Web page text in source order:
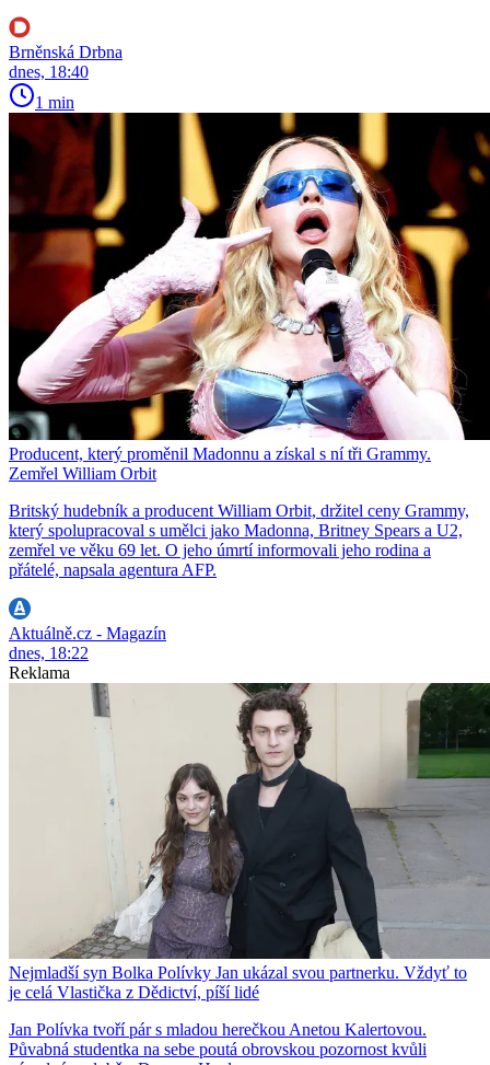
Brněnská Drbna
dnes, 18:40
1 min
Producent, který proměnil Madonnu a získal s ní tři Grammy.
Zemřel William Orbit
Britský hudebník a producent William Orbit, držitel ceny Grammy,
který spolupracoval s umělci jako Madonna, Britney Spears a U2,
zemřel ve věku 69 let. O jeho úmrtí informovali jeho rodina a
přátelé, napsala agentura AFP.
Aktuálně.cz - Magazín
dnes, 18:22
Reklama
Nejmladší syn Bolka Polívky Jan ukázal svou partnerku. Vždyť to
je celá Vlastička z Dědictví, píší lidé
Jan Polívka tvoří pár s mladou herečkou Anetou Kalertovou.
Půvabná studentka na sebe poutá obrovskou pozornost kvůli